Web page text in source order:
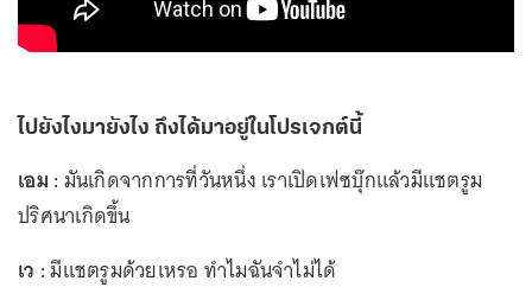
ไปยังไงมายังไง ถึงได้มาอยู่ในโปรเจกต์นี้
เอม :มันเกิดจากการที่วันหนึ่ง เราเปิดเฟซบุ๊กแล้วมีแชตรูม
ปริศนาเกิดขึ้น
เว :มีแชตรูมด้วยเหรอ ทำไมฉันจำไม่ได้